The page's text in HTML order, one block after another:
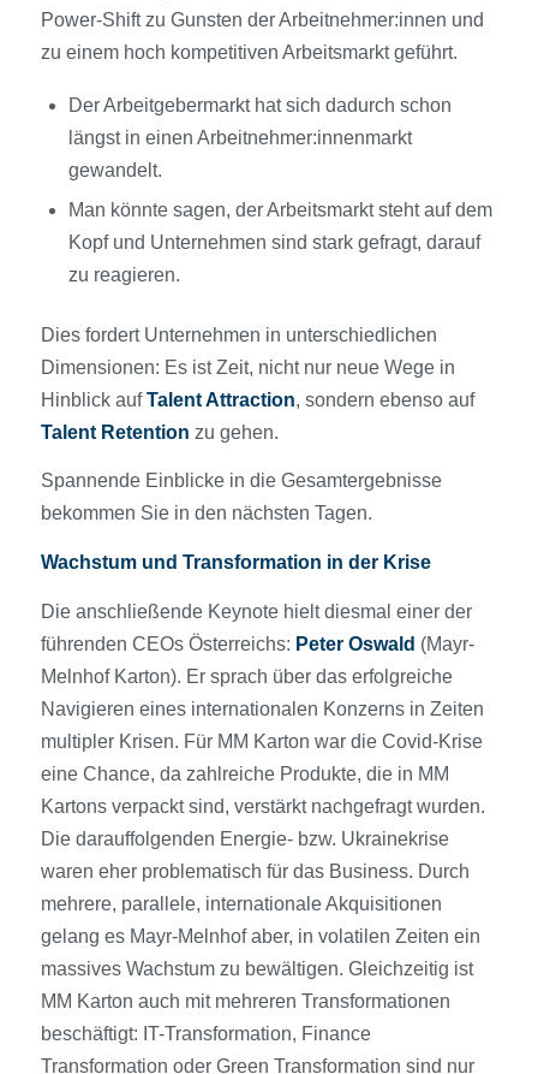
Power-Shift zu Gunsten der Arbeitnehmer:innen und
zu einem hoch kompetitiven Arbeitsmarkt geführt.
Der Arbeitgebermarkt hat sich dadurch schon
längst in einen Arbeitnehmer:innenmarkt
gewandelt.
Man könnte sagen, der Arbeitsmarkt steht auf dem
Kopf und Unternehmen sind stark gefragt, darauf
zu reagieren.
Dies fordert Unternehmen in unterschiedlichen
Dimensionen: Es ist Zeit, nicht nur neue Wege in
Hinblick aufTalent Attraction, sondern ebenso auf
Talent Retention zu gehen.
Spannende Einblicke in die Gesamtergebnisse
bekommen Sie in den nächsten Tagen.
Wachstum und Transformation in der Krise
Die anschließende Keynote hielt diesmal einer der
führenden CEOs Österreichs: Peter Oswald (Mayr-
Melnhof Karton). Er sprach über das erfolgreiche
Navigieren eines internationalen Konzerns in Zeiten
multipler Krisen. Für MM Karton war die Covid-Krise
eine Chance, da zahlreiche Produkte, die in MM
Kartons verpackt sind, verstärkt nachgefragt wurden.
Die darauffolgenden Energie- bzw. Ukrainekrise
waren eher problematisch für das Business. Durch
mehrere, parallele, internationale Akquisitionen
gelang es Mayr-Melnhof aber, in volatilen Zeiten ein
massives Wachstum zu bewältigen. Gleichzeitig ist
MM Karton auch mit mehreren Transformationen
beschäftigt: IT-Transformation, Finance
Transformation oder Green Transformation sind nur